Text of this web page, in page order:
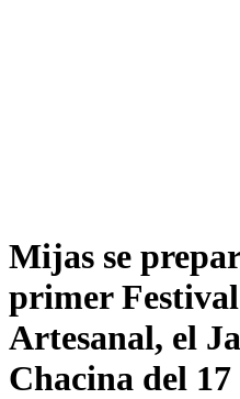
Mijas se
primer
Artesanal, el
Chacina del